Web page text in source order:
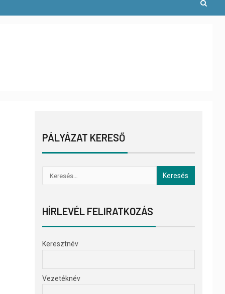
PÁLYÁZAT KERESŐ
HÍRLEVÉL FELIRATKOZÁS
Keresztnév
Vezetéknév